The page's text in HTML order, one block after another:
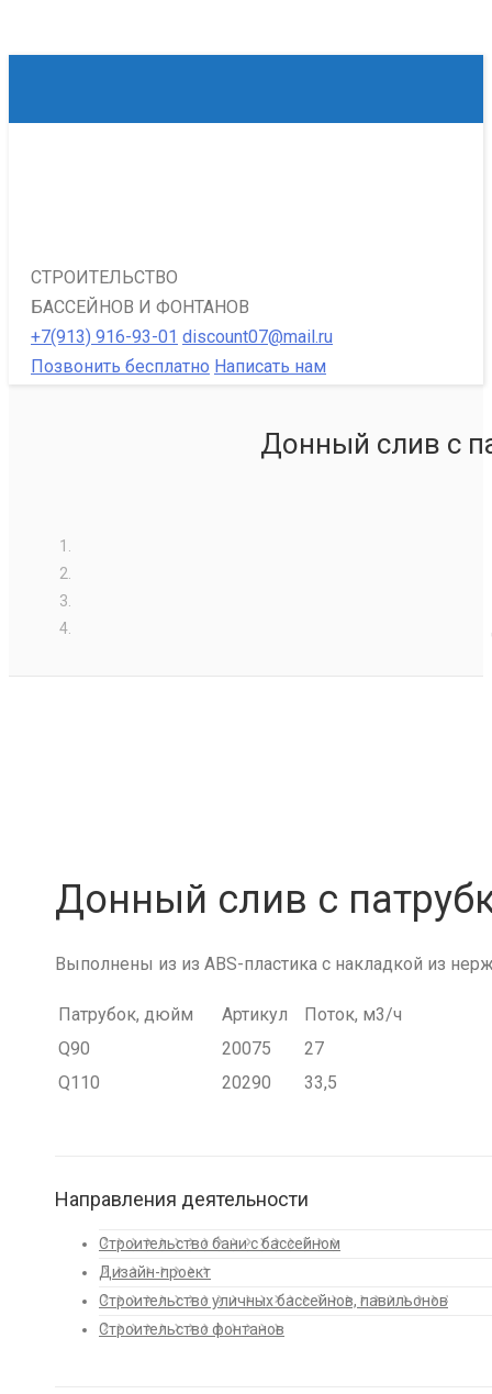
СТРОИТЕЛЬСТВО
БАССЕЙНОВ И ФОНТАНОВ
+7(913) 916-93-01 discount07@mail.ru
Позвонить бесплатно Написать нам
Донный слив с
Донный слив с
Выполнены из из ABS-пластика с накладкой из
Патрубок, дюйм Артикул
Поток, м3/ч
Q90
20075
27
Q110
20290 33,5
Направления деятельности
Строительство бани с бассейном
Дизайн-проект
Строительство уличных бассейнов, павильонов
Строительство фонтанов